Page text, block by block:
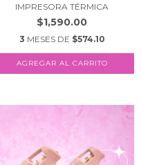
IMPRESORA TÉRMICA
$1,590.00
3 MESES DE $574.10